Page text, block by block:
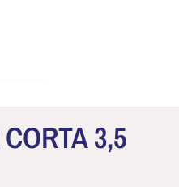
3,5